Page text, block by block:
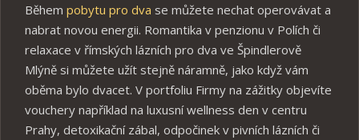
Během pobytu pro dva se můžete nechat operovávat a
nabrat novou energii. Romantika v penzionu v Polích či
relaxace v římských lázních pro dva ve Špindlerově
Mlýně si můžete užít stejně náramně, jako když vám
oběma bylo dvacet. V portfoliu Firmy na zážitky objevíte
vouchery například na luxusní wellness den v centru
Prahy, detoxikační zábal, odpočinek v pivních lázních či